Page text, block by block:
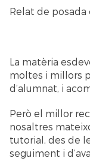
Relat de posada
La matèria
moltes i millors
d’alumnat, i
Però el millor
nosaltres
tutorial, des de
seguiment i